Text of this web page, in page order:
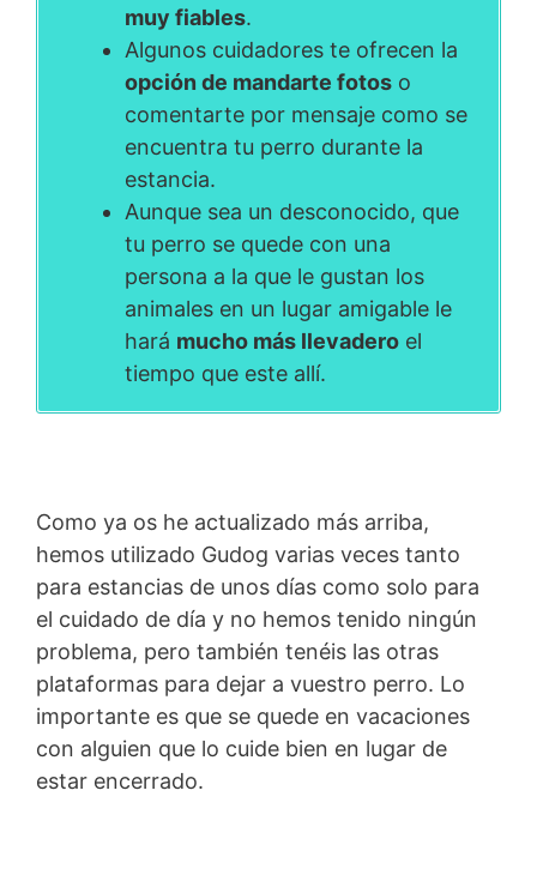
muy fiables.
Algunos cuidadores te ofrecen la
opción de mandarte fotos o
comentarte por mensaje como se
encuentra tu perro durante la
estancia.
Aunque sea un desconocido, que
tu perro se quede con una
persona a la que le gustan los
animales en un lugar amigable le
hará mucho más llevadero el
tiempo que este allí.
Como ya os he actualizado más arriba,
hemos utilizado Gudog varias veces tanto
para estancias de unos días como solo para
el cuidado de día y no hemos tenido ningún
problema, pero también tenéis las otras
plataformas para dejar a vuestro perro. Lo
importante es que se quede en vacaciones
con alguien que lo cuide bien en lugar de
estar encerrado.